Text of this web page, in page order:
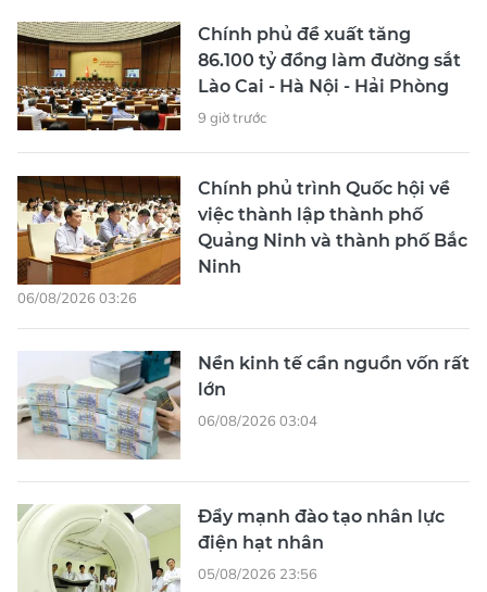
Chính phủ đề xuất tăng
86.100 tỷ đồng làm đường sắt
Lào Cai - Hà Nội - Hải Phòng
9 giờ trước
Chính phủ trình Quốc hội về
việc thành lập thành phố
Quảng Ninh và thành phố Bắc
Ninh
06/08/2026 03:26
Nền kinh tế cần nguồn vốn rất
lớn
06/08/2026 03:04
Đẩy mạnh đào tạo nhân lực
điện hạt nhân
05/08/2026 23:56